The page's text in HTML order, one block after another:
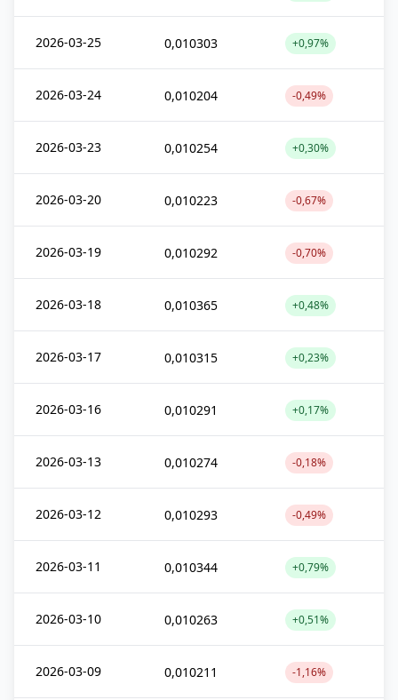
2026-03-25 0,010303 +0,97%
2026-03-24 0,010204 -0,49%
2026-03-23 0,010254 +0,30%
2026-03-20 0,010223 -0,67%
2026-03-19 0,010292 -0,70%
2026-03-18 0,010365 +0,48%
2026-03-17 0,010315 +0,23%
2026-03-16 0,010291 +0,17%
2026-03-13 0,010274 -0,18%
2026-03-12 0,010293 -0,49%
2026-03-11 0,010344 +0,79%
2026-03-10 0,010263 +0,51%
2026-03-09 0,010211 -1,16%